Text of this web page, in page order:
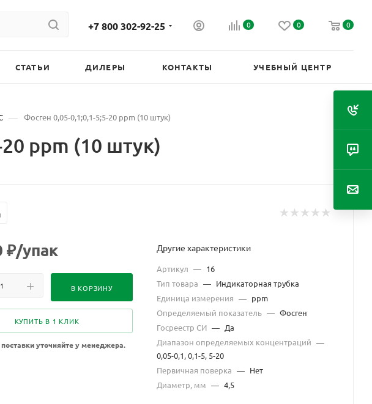
+7 800 302-92-25 0 0 0
СТАТЬИ ДИЛЕРЫ КОНТАКТЫ УЧЕБНЫЙ ЦЕНТР
— Фосген 0,05-0,1;0,1-5;5-20 ppm (10 штук)
ppm (10 штук)
₽/упак
В КОРЗИНУ
КУПИТЬ В 1 КЛИК
уточняйте у менеджера.
Другие характеристики
Артикул — 16
Тип товара — Индикаторная трубка
Единица измерения — ppm
Определяемый показатель — Фосген
Госреестр СИ — Да
Диапазон определяемых концентраций —
0,05-0,1, 0,1-5, 5-20
Первичная поверка — Нет
Диаметр, мм — 4,5